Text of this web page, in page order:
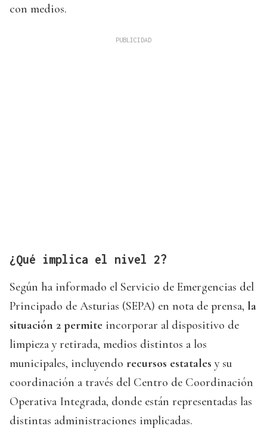
con medios.
¿Qué implica el nivel 2?
Según ha informado el Servicio de Emergencias del
Principado de Asturias (SEPA) en nota de prensa, la
situación 2 permite incorporar al dispositivo de
limpieza y retirada, medios distintos a los
municipales, incluyendo recursos estatales y su
coordinación a través del Centro de Coordinación
Operativa Integrada, donde están representadas las
distintas administraciones implicadas.